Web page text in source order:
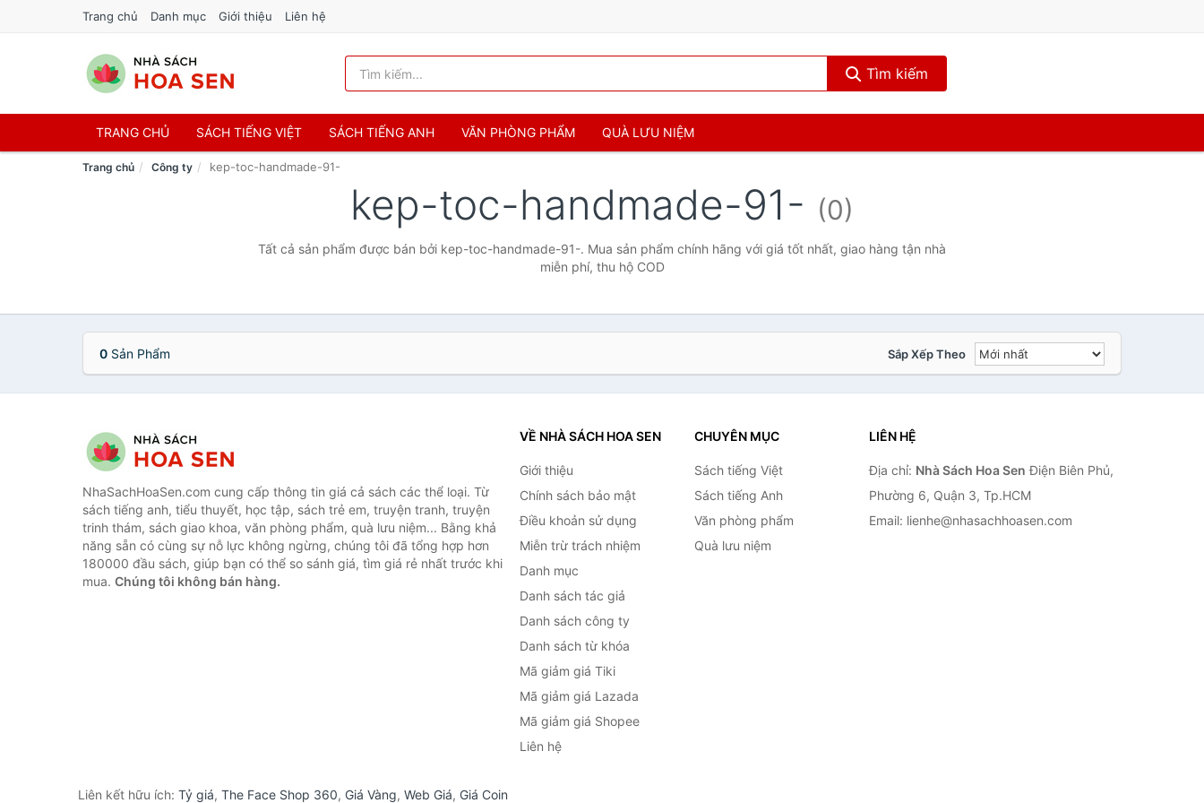
Trang chủ Danh mục Giới thiệu Liên hệ
Tìm kiếm
TRANG CHỦ SÁCH TIẾNG VIỆT SÁCH TIẾNG ANH VĂN PHÒNG PHẨM QUÀ LƯU NIỆM
Trang chủ Công ty kep-toc-handmade-91-
kep-toc-handmade-91- (0)
Tất cả sản phẩm được bán bởi kep-toc-handmade-91-. Mua sản phẩm chính hãng với giá tốt nhất, giao hàng tận nhà
miễn phí, thu hộ COD
0 Sản Phẩm Sắp Xếp Theo
NhaSachHoaSen.com cung cấp thông tin giá cả sách các thể loại. Từ
sách tiếng anh, tiểu thuyết, học tập, sách trẻ em, truyện tranh, truyện
trinh thám, sách giao khoa, văn phòng phẩm, quà lưu niệm... Bằng khả
năng sẵn có cùng sự nỗ lực không ngừng, chúng tôi đã tổng hợp hơn
180000 đầu sách, giúp bạn có thể so sánh giá, tìm giá rẻ nhất trước khi
mua. Chúng tôi không bán hàng.
VỀ NHÀ SÁCH HOA SEN
Giới thiệu
Chính sách bảo mật
Điều khoản sử dụng
Miễn trừ trách nhiệm
Danh mục
Danh sách tác giả
Danh sách công ty
Danh sách từ khóa
Mã giảm giá Tiki
Mã giảm giá Lazada
Mã giảm giá Shopee
Liên hệ
CHUYÊN MỤC
Sách tiếng Việt
Sách tiếng Anh
Văn phòng phẩm
Quà lưu niệm
LIÊN HỆ
Địa chỉ: Nhà Sách Hoa Sen Điện Biên Phủ,
Phường 6, Quận 3, Tp.HCM
Email: lienhe@nhasachhoasen.com
Liên kết hữu ích: Tỷ giá, The Face Shop 360, Giá Vàng, Web Giá, Giá Coin